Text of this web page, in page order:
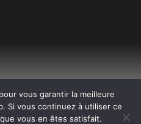
BewweB.fr
vous garantir la meilleure
Si vous continuez à utiliser ce
vous en êtes satisfait.